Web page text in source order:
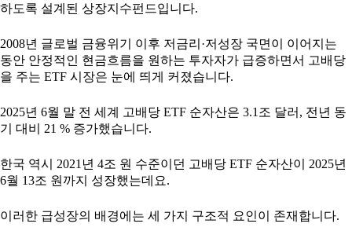
하도록 설계된 상장지수펀드입니다.
2008년 글로벌 금융위기 이후 저금리·저성장 국면이 이어지는
동안 안정적인 현금흐름을 원하는 투자자가 급증하면서 고배당
을 주는 ETF 시장은 눈에 띄게 커졌습니다.
2025년 6월 말 전 세계 고배당 ETF 순자산은 3.1조 달러, 전년 동
기 대비 21 % 증가했습니다.
한국 역시 2021년 4조 원 수준이던 고배당 ETF 순자산이 2025년
6월 13조 원까지 성장했는데요.
이러한 급성장의 배경에는 세 가지 구조적 요인이 존재합니다.